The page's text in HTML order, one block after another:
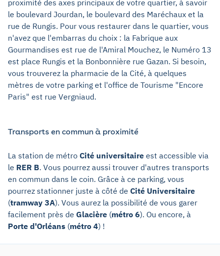
proximité des axes principaux de votre quartier, à savoir
le boulevard Jourdan, le boulevard des Maréchaux et la
rue de Rungis. Pour vous restaurer dans le quartier, vous
n'avez que l'embarras du choix : la Fabrique aux
Gourmandises est rue de l'Amiral Mouchez, le Numéro 13
est place Rungis et la Bonbonnière rue Gazan. Si besoin,
vous trouverez la pharmacie de la Cité, à quelques
mètres de votre parking et l'office de Tourisme "Encore
Paris" est rue Vergniaud.
Transports en commun à proximité
La station de métro Cité universitaire est accessible via
le RER B. Vous pourrez aussi trouver d'autres transports
en commun dans le coin. Grâce à ce parking, vous
pourrez stationner juste à côté de Cité Universitaire
(tramway 3A). Vous aurez la possibilité de vous garer
facilement près de Glacière (métro 6). Ou encore, à
Porte d'Orléans (métro 4) !